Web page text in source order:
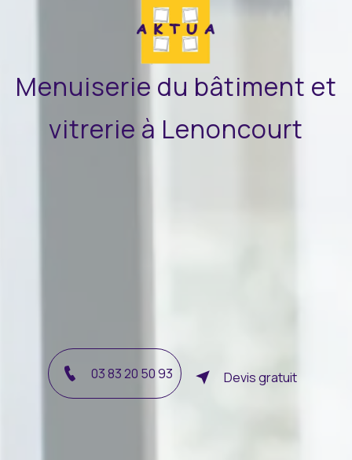
Menuiserie du bâtiment et
vitrerie à Lenoncourt
03 83 20 50 93 Devis gratuit